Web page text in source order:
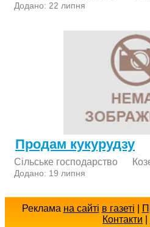
Додано: 22 липня
Продам кукурудзу
Сільське господарство
Додано: 19 липня
Реклама на сайті в газеті
Контакти